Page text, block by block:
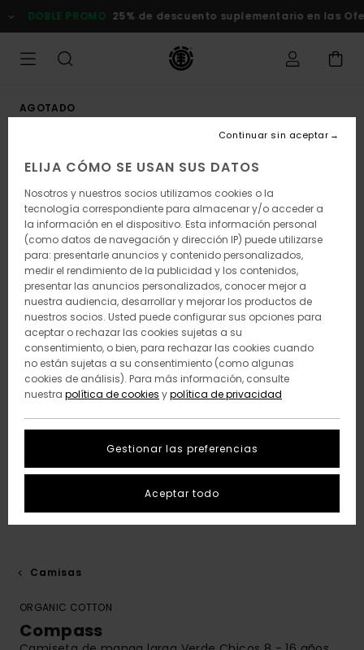
la
DOBLE PROMO 25% de descuento suplementario en las
AGOTADO
Camisas
ORGANIC COTTON
Compass
ELIJA CÓMO SE USAN SUS DATOS
Nosotros y nuestros socios utilizamos cookies o la
tecnología correspondiente para almacenar y/o acceder a
la información en el dispositivo. Esta información personal
(como datos de navegación y dirección IP) puede utilizarse
para: presentarle anuncios y contenido personalizados,
medir el rendimiento de la publicidad y los contenidos,
presentar las anuncios personalizados, conocer mejor a
nuestra audiencia, desarrollar y mejorar los productos de
nuestros socios. Usted puede configurar sus opciones para
aceptar o rechazar las cookies sujetas a su
consentimiento, o bien, para rechazar las cookies cuando
no están sujetas a su consentimiento (como algunas
cookies de análisis). Para más información, consulte
nuestra política de cookies ypolítica de privacidad
Gestionar las preferencias
Continuar sin aceptar
Aceptar todo